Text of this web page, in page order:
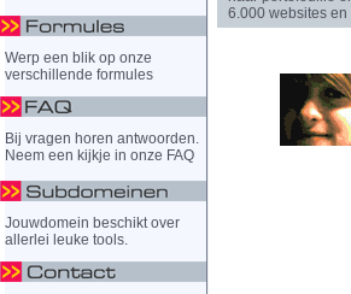
Werp een blik op onze
verschillende formules
Bij vragen horen antwoorden.
Neem een kijkje in onze FAQ
Jouwdomein beschikt over
allerlei leuke tools.
6.000 websites